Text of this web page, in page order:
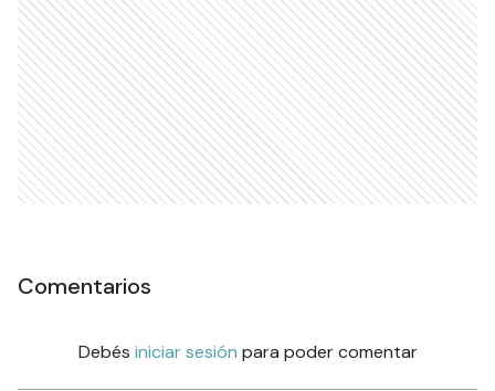
Comentarios
Debés iniciar sesión para poder comentar